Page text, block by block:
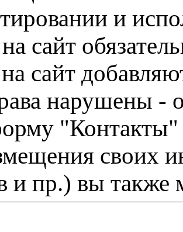
и
сайт
сайт
нарушены -
"Контакты"
своих
и пр.) вы также